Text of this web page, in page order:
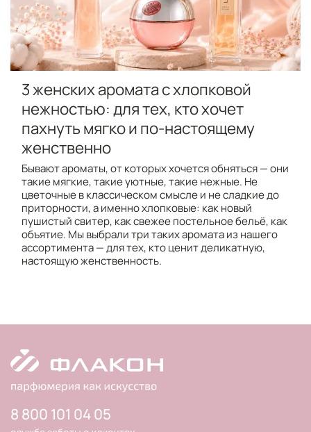
3 женских аромата с хлопковой
нежностью: для тех, кто хочет
пахнуть мягко и по-настоящему
женственно
Бывают ароматы, от которых хочется обняться — они
такие мягкие, такие уютные, такие нежные. Не
цветочные в классическом смысле и не сладкие до
приторности, а именно хлопковые: как новый
пушистый свитер, как свежее постельное бельё, как
объятие. Мы выбрали три таких аромата из нашего
ассортимента — для тех, кто ценит деликатную,
настоящую женственность.
8 800 101 04 05